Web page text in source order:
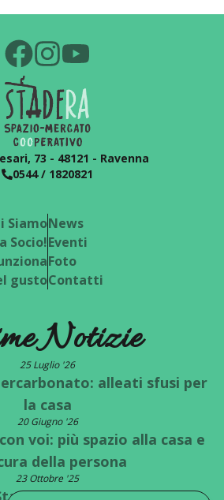
73 - 48121 - Ravenna
0544 / 1820821
Siamo
Socio!
gusto
News
Eventi
Foto
Contatti
Notizie
25 Luglio '26
alleati sfusi per
la casa
20 Giugno '26
voi: più spazio alla casa e
della persona
23 Ottobre '25
è a un bivio: quale